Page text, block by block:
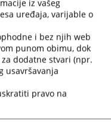
rad tužilaca u
rad sudija i stručnih
za postupanje po
u BiH
iz vašeg
uređaja, varijable o
i bez njih web
punom obimu, dok
dodatne stvari (npr.
usavršavanja
pravo na